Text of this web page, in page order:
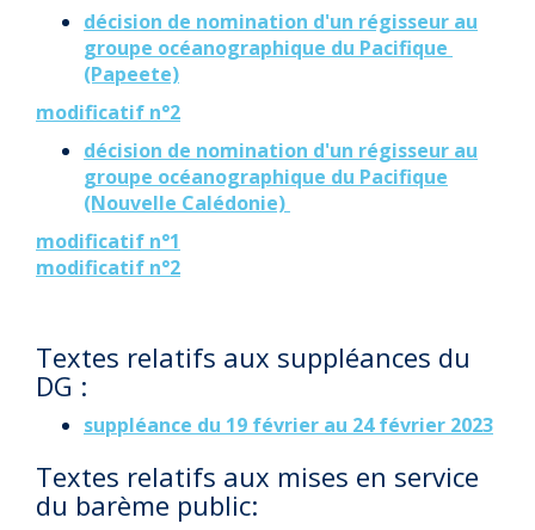
décision de nomination d'un régisseur au
groupe océanographique du Pacifique
(Papeete)
modificatif n°2
décision de nomination d'un régisseur au
groupe océanographique du Pacifique
(Nouvelle Calédonie)
modificatif n°1
modificatif n°2
Textes relatifs aux suppléances du
DG :
suppléance du 19 février au 24 février 2023
Textes relatifs aux mises en service
du barème public: